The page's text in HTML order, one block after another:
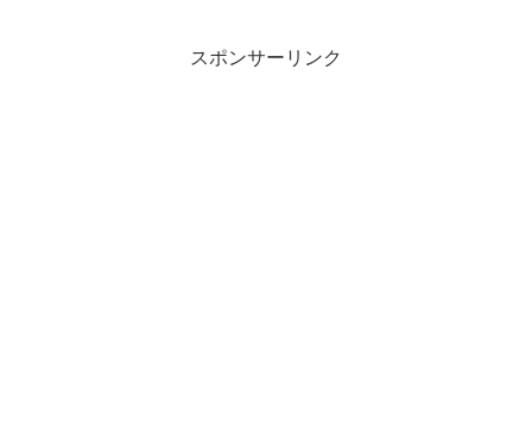
スポンサーリンク